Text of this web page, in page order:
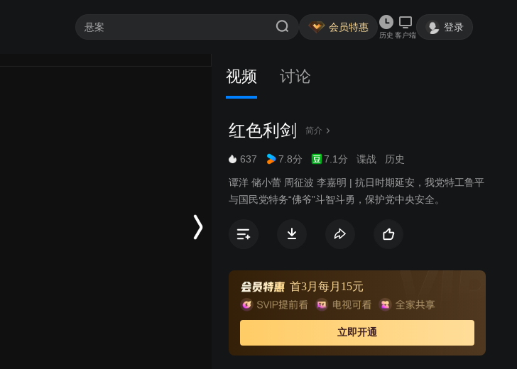
会员特惠
历史 客户端
登录
视频 讨论
红色利剑 简介
637 7.8分 7.1分 谍战 历史
谭洋 储小蕾 周征波 李嘉明 | 抗日时期延安，我党特工鲁平
与国民党特务“佛爷”斗智斗勇，保护党中央安全。
首3月每月15元
立即开通